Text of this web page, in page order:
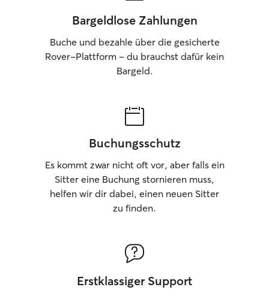
Bargeldlose Zahlungen
Buche und bezahle über die gesicherte
Rover-Plattform – du brauchst dafür kein
Bargeld.
Buchungsschutz
Es kommt zwar nicht oft vor, aber falls ein
Sitter eine Buchung stornieren muss,
helfen wir dir dabei, einen neuen Sitter
zu finden.
Erstklassiger Support